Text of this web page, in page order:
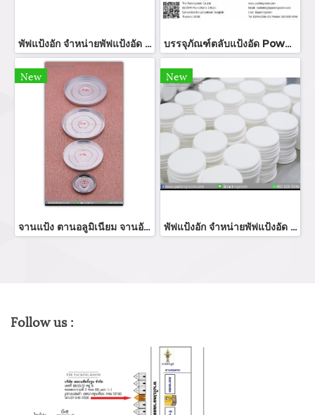
พัฟแป้งอัก จำหน่ายพัฟแป้งอัด SBR แต่งหน้าฟองน้ำผู้ผลิตพัฟสมูทสแควร์ NBR/SBR แป้งพัฟ พัฟฉลากส่วนตัว NBR แป้งพัฟรอบแต่งหน้าฟองน้ำ บรรจุภัณฑ์ตลับแป้งอัด Powder packaging / powder case ตลับแป้งพัฟ แป้งอัดแข็ง จำหน่ายบรรจุภัณฑ์เครื่องสำอางรรจุภัณฑ์เครื่องสำอางทุกประเภท
New
จานแป้ง ตานอลูมิเนียม จานอัดแป้ง จานแป้งอัเทรงกลม โรงงานิบตจานแป้งอัดจานแแ้งพัฟ จำหน่อายจานแป้งทุกขนาด
New
พัฟแป้งอัก จำหน่ายพัฟแป้งอัด SBR แต่งหน้าฟองน้ำผู้ผลิตพัฟสมูทสแควร์ NBR/SBR แป้งพัฟ พัฟฉลากส่วนตัว NBR แป้งพัฟรอบแต่งหน้าฟองน้ำ
Follow us :